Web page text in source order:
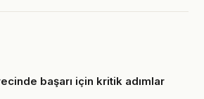
başarı için kritik adımlar